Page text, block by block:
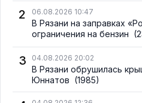
2 06.08.2026 10:47
В Рязани на заправках
ограничения на бензин
3 04.08.2026 20:02
В Рязани обрушилась
Юннатов (1985)